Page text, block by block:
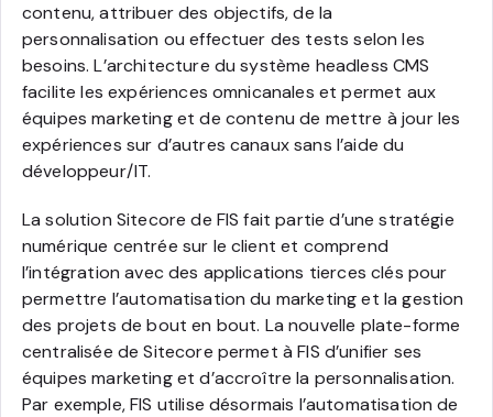
contenu, attribuer des objectifs, de la
personnalisation ou effectuer des tests selon les
besoins. L’architecture du système headless CMS
facilite les expériences omnicanales et permet aux
équipes marketing et de contenu de mettre à jour les
expériences sur d’autres canaux sans l’aide du
développeur/IT.
La solution Sitecore de FIS fait partie d’une stratégie
numérique centrée sur le client et comprend
l’intégration avec des applications tierces clés pour
permettre l’automatisation du marketing et la gestion
des projets de bout en bout. La nouvelle plate-forme
centralisée de Sitecore permet à FIS d’unifier ses
équipes marketing et d’accroître la personnalisation.
Par exemple, FIS utilise désormais l’automatisation de